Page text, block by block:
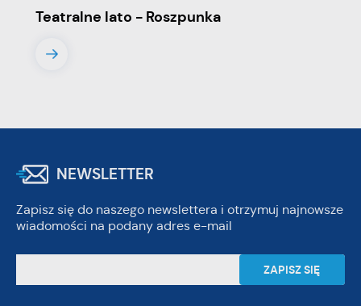
Teatralne lato - Roszpunka
NEWSLETTER
Zapisz się do naszego newslettera i otrzymuj najnowsze
wiadomości na podany adres e-mail